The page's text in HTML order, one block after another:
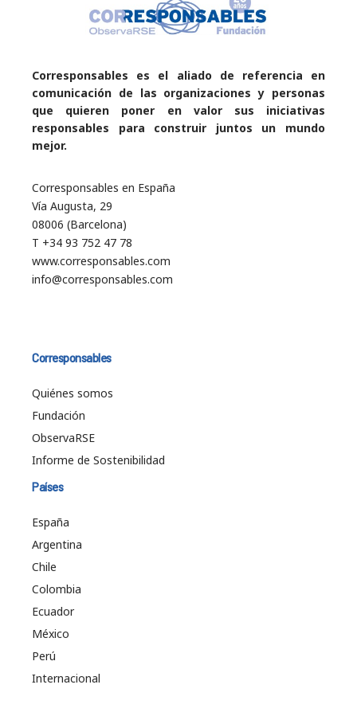
Corresponsables es el aliado de referencia en
comunicación de las organizaciones y personas
que quieren poner en valor sus iniciativas
responsables para construir juntos un mundo
mejor.
Corresponsables en España
Vía Augusta, 29
08006 (Barcelona)
T +34 93 752 47 78
www.corresponsables.com
info@corresponsables.com
Corresponsables
Quiénes somos
Fundación
ObservaRSE
Informe de Sostenibilidad
Países
España
Argentina
Chile
Colombia
Ecuador
México
Perú
Internacional